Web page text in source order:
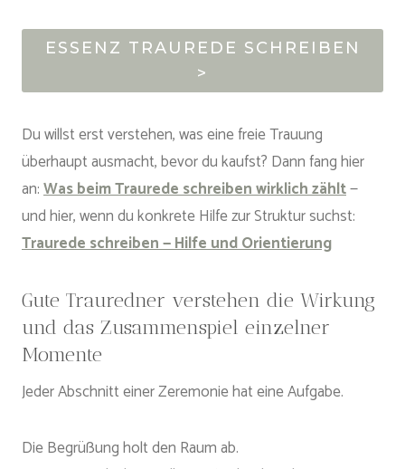
ESSENZ TRAUREDE SCHREIBEN
>
Du willst erst verstehen, was eine freie Trauung
überhaupt ausmacht, bevor du kaufst? Dann fang hier
an:Was beim Traurede schreiben wirklich zählt—
und hier, wenn du konkrete Hilfe zur Struktur suchst:
Traurede schreiben — Hilfe und Orientierung
Gute Trauredner verstehen die Wirkung
und das Zusammenspiel einzelner
Momente
Jeder Abschnitt einer Zeremonie hat eine Aufgabe.
Die Begrüßung holt den Raum ab.